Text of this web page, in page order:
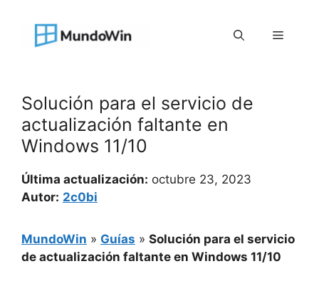
contenido
Menú
Solución para el servicio de
actualización faltante en
Windows 11/10
Última actualización: octubre 23, 2023
Autor: 2c0bi
MundoWin » Guías » Solución para el servicio
de actualización faltante en Windows 11/10